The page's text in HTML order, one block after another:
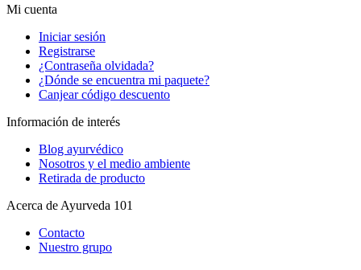
Mi cuenta
Iniciar sesión
Registrarse
¿Contraseña olvidada?
¿Dónde se encuentra mi paquete?
Canjear código descuento
Información de interés
Blog ayurvédico
Nosotros y el medio ambiente
Retirada de producto
Acerca de Ayurveda 101
Contacto
Nuestro grupo